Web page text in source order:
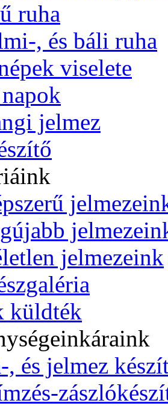
ruha
, és báli ruha
viselete
jelmez
jelmezeink
küldték
áraink
, és jelmez